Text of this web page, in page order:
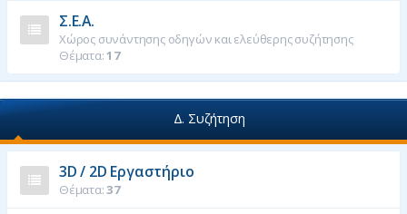
Σ.Ε.Α.
Χώρος συνάντησης οδηγών και ελεύθερης συζήτησης
Θέματα:17
Δ. Συζήτηση
3D / 2D Εργαστήριο
Θέματα:37